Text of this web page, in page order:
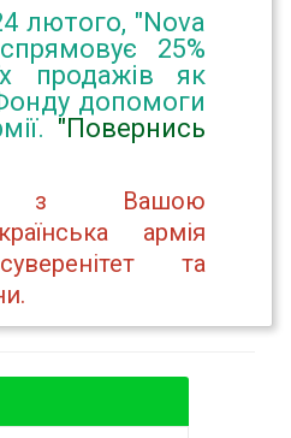
лютого, "Nova
25%
продажів як
допомоги
"Повернись
Вашою
армія
та